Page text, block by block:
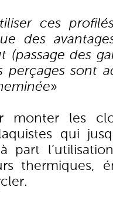
ces
des
des
perçages sont
»
monter les
qui
part
thermiques,